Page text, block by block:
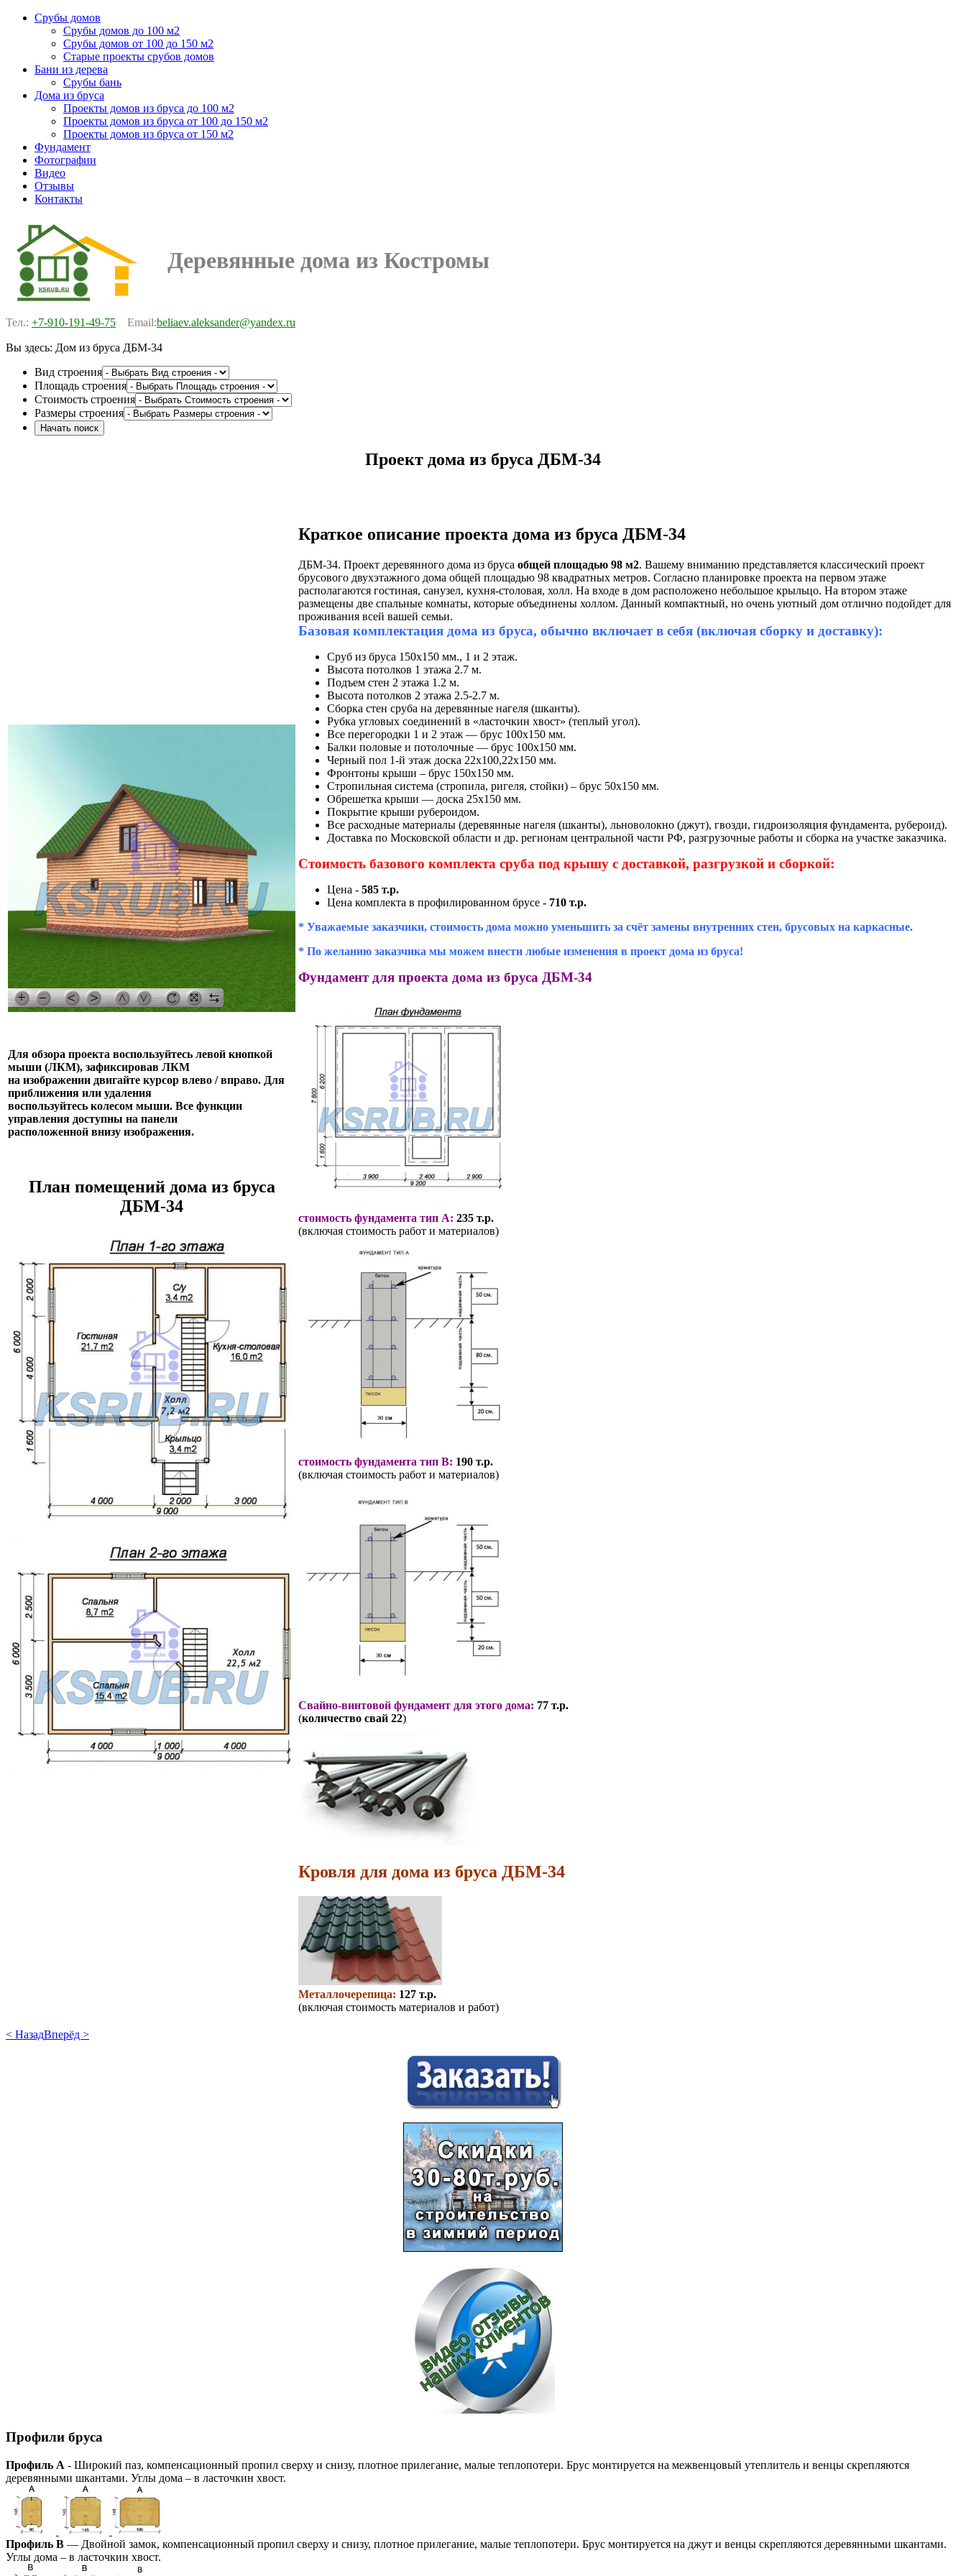
Срубы домов
Срубы домов до 100 м2
Срубы домов от 100 до 150 м2
Старые проекты срубов домов
Бани из дерева
Срубы бань
Дома из бруса
Проекты домов из бруса до 100 м2
Проекты домов из бруса от 100 до 150 м2
Проекты домов из бруса от 150 м2
Фундамент
Фотографии
Видео
Отзывы
Контакты
Деревянные дома из Костромы
Тел.: +7-910-191-49-75 Email:beliaev.aleksander@yandex.ru
Вы здесь: Дом из бруса ДБМ-34
Вид строения
Площадь строения
Стоимость строения
Размеры строения
Проект дома из бруса ДБМ-34
Для обзора проекта воспользуйтесь левой кнопкой
мыши (ЛКМ), зафиксировав ЛКМ
на изображении двигайте курсор влево / вправо. Для
приближения или удаления
воспользуйтесь колесом мыши. Все функции
управления доступны на панели
расположенной внизу изображения.
План помещений дома из бруса
ДБМ-34
Краткое описание проекта дома из бруса ДБМ-34
ДБМ-34. Проект деревянного дома из бруса общей площадью 98 м2. Вашему вниманию представляется классический проект
брусового двухэтажного дома общей площадью 98 квадратных метров. Согласно планировке проекта на первом этаже
располагаются гостиная, санузел, кухня-столовая, холл. На входе в дом расположено небольшое крыльцо. На втором этаже
размещены две спальные комнаты, которые объединены холлом. Данный компактный, но очень уютный дом отлично подойдет для
проживания всей вашей семьи.
Базовая комплектация дома из бруса, обычно включает в себя (включая сборку и доставку):
Сруб из бруса 150х150 мм., 1 и 2 этаж.
Высота потолков 1 этажа 2.7 м.
Подъем стен 2 этажа 1.2 м.
Высота потолков 2 этажа 2.5-2.7 м.
Сборка стен сруба на деревянные нагеля (шканты).
Рубка угловых соединений в «ласточкин хвост» (теплый угол).
Все перегородки 1 и 2 этаж — брус 100х150 мм.
Балки половые и потолочные — брус 100х150 мм.
Черный пол 1-й этаж доска 22х100,22х150 мм.
Фронтоны крыши – брус 150х150 мм.
Стропильная система (стропила, ригеля, стойки) – брус 50х150 мм.
Обрешетка крыши — доска 25х150 мм.
Покрытие крыши рубероидом.
Все расходные материалы (деревянные нагеля (шканты), льноволокно (джут), гвозди, гидроизоляция фундамента, рубероид).
Доставка по Московской области и др. регионам центральной части РФ, разгрузочные работы и сборка на участке заказчика.
Стоимость базового комплекта сруба под крышу с доставкой, разгрузкой и сборкой:
Цена - 585 т.р.
Цена комплекта в профилированном брусе - 710 т.р.
* Уважаемые заказчики, стоимость дома можно уменьшить за счёт замены внутренних стен, брусовых на каркасные.
* По желанию заказчика мы можем внести любые изменения в проект дома из бруса!
Фундамент для проекта дома из бруса ДБМ-34
стоимость фундамента тип А: 235 т.р.
(включая стоимость работ и материалов)
стоимость фундамента тип В: 190 т.р.
(включая стоимость работ и материалов)
Свайно-винтовой фундамент для этого дома: 77 т.р.
(количество свай 22)
Кровля для дома из бруса ДБМ-34
Металлочерепица: 127 т.р.
(включая стоимость материалов и работ)
< НазадВперёд >
Профили бруса
Профиль А - Широкий паз, компенсационный пропил сверху и снизу, плотное прилегание, малые теплопотери. Брус монтируется на межвенцовый утеплитель и венцы скрепляются
деревянными шкантами. Углы дома – в ласточкин хвост.
Профиль В — Двойной замок, компенсационный пропил сверху и снизу, плотное прилегание, малые теплопотери. Брус монтируется на джут и венцы скрепляются деревянными шкантами.
Углы дома – в ласточкин хвост.